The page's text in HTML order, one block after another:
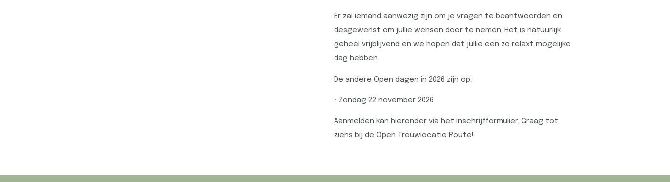
Er zal iemand aanwezig zijn om je vragen te beantwoorden en
desgewenst om jullie wensen door te nemen. Het is natuurlijk
geheel vrijblijvend en we hopen dat jullie een zo relaxt mogelijke
dag hebben.
De andere Open dagen in 2026 zijn op:
• Zondag 22 november 2026
Aanmelden kan hieronder via het inschrijfformulier. Graag tot
ziens bij de Open Trouwlocatie Route!